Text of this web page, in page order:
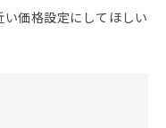
価格設定にしてほしい